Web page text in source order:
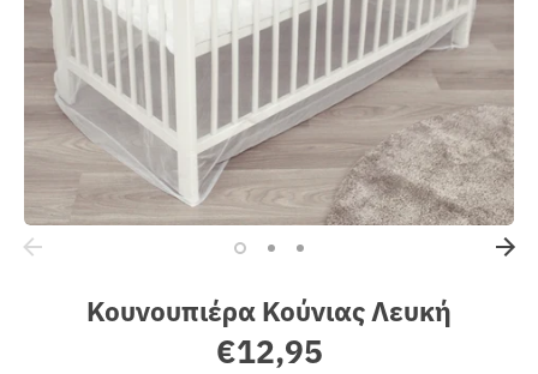
Sales
Κουνουπιέρα Κούνιας Λευκή
€12,95